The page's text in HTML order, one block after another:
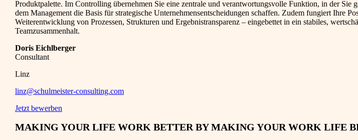
Produktpalette. Im Controlling übernehmen Sie eine zentrale und verantwortungsvolle Funktion, in der Sie
dem Management die Basis für strategische Unternehmensentscheidungen schaffen. Zudem fungiert Ihre
Weiterentwicklung von Prozessen, Strukturen und Ergebnistransparenz – eingebettet in ein stabiles,
Teamzusammenhalt.
Doris Eichlberger
Consultant
Linz
linz@schulmeister-consulting.com
Jetzt bewerben
MAKING YOUR LIFE WORK BETTER BY MAKING YOUR WORK LIFE